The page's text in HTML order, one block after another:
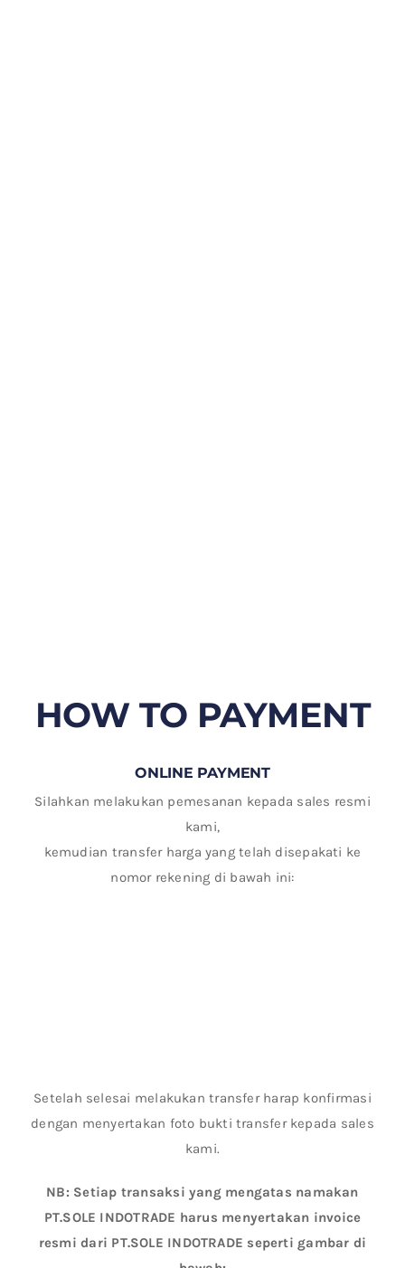
HOW TO PAYMENT
ONLINE PAYMENT
Silahkan melakukan pemesanan kepada sales resmi
kami,
kemudian transfer harga yang telah disepakati ke
nomor rekening di bawah ini:
Setelah selesai melakukan transfer harap konfirmasi
dengan menyertakan foto bukti transfer kepada sales
kami.
NB: Setiap transaksi yang mengatas namakan
PT.SOLE INDOTRADE harus menyertakan invoice
resmi dari PT.SOLE INDOTRADE seperti gambar di